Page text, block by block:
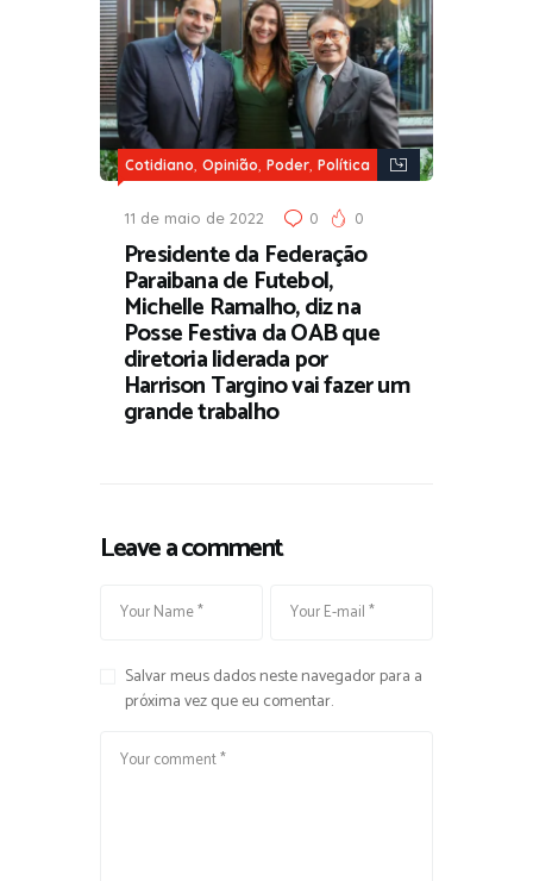
Cotidiano, Opinião, Poder, Política
11 de maio de 2022 0 0
Presidente da Federação
Paraibana de Futebol,
Michelle Ramalho, diz na
Posse Festiva da OAB que
diretoria liderada por
Harrison Targino vai fazer um
grande trabalho
Leave a comment
Salvar meus dados neste navegador para a
próxima vez que eu comentar.